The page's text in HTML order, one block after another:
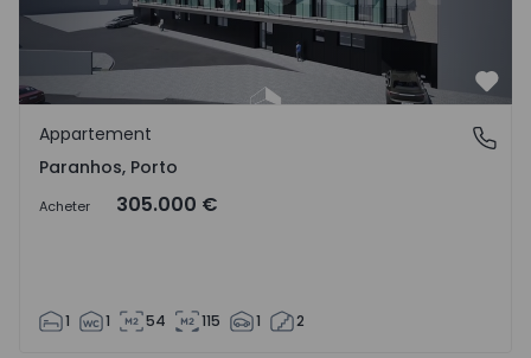
Paranhos, Porto
Appartement
Paranhos, Porto
Acheter 305.000 €
1 1 54 115 1 2